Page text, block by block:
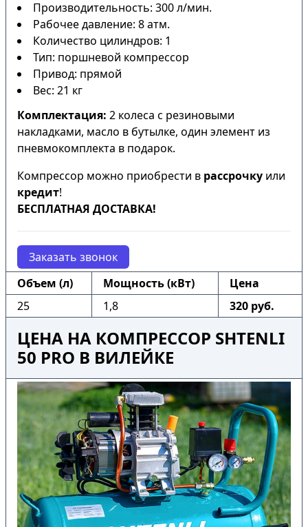
Производительность: 300 л/мин.
Рабочее давление: 8 атм.
Количество цилиндров: 1
Тип: поршневой компрессор
Привод: прямой
Вес: 21 кг
Комплектация: 2 колеса с резиновыми
накладками, масло в бутылке, один элемент из
пневмокомплекта в подарок.
Компрессор можно приобрести в рассрочку или
кредит!
БЕСПЛАТНАЯ ДОСТАВКА!
Заказать звонок
Объем (л)
Мощность (кВт)
Цена
25
1,8 320 руб.
ЦЕНА НА КОМПРЕССОР SHTENLI
50 PRO В ВИЛЕЙКЕ